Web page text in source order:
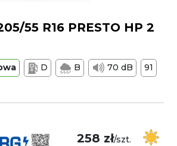
55 R16 PRESTO HP 2
D B 70 dB
91
258 zł/szt.